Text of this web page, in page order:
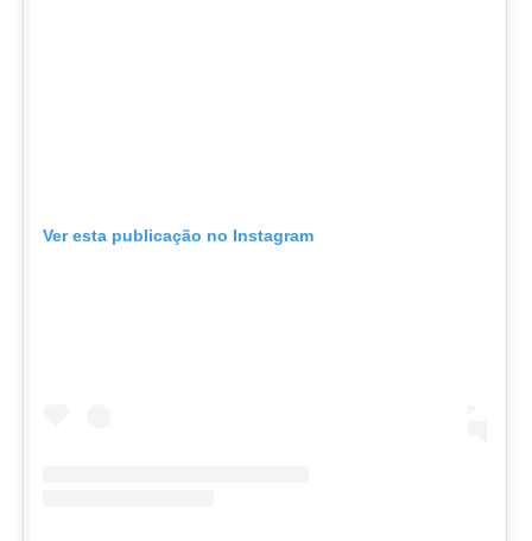
Ver esta publicação no Instagram